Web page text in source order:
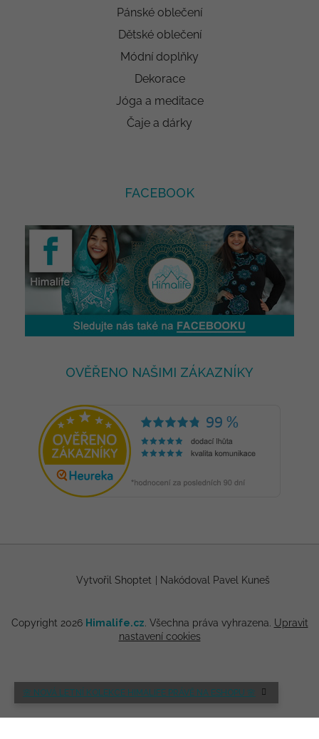
🌸 NOVÁ LETNÍ KOLEKCE HIMALIFE PRÁVĚ NA ESHOPU 🌸
Pánské oblečení
Dětské oblečení
Módní doplňky
Dekorace
Jóga a meditace
Čaje a dárky
FACEBOOK
OVĚŘENO NAŠIMI ZÁKAZNÍKY
Vytvořil Shoptet Nakódoval Pavel Kuneš
Copyright 2026 Himalife.cz. Všechna práva vyhrazena. Upravit
nastavení cookies